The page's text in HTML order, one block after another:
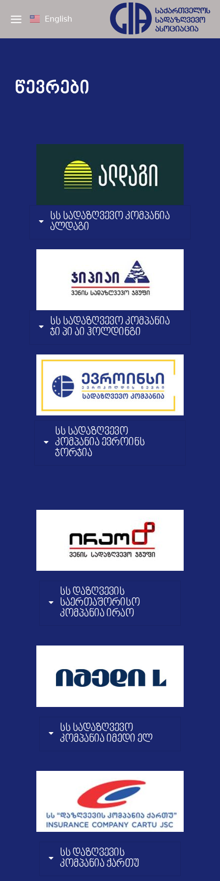
English
წევრები
სს სადაზღვევო კომპანია
ალდაგი
სს სადაზღვევო კომპანია
ჯი პი აი ჰოლდინგი
სს სადაზღვევო
კომპანია ევროინს
ჯორჯია
სს დაზღვევის
საერთაშორისო
კომპანია ირაო
სს სადაზღვევო
კომპანია იმედი ელ
სს დაზღვევის
კომპანია ქართუ